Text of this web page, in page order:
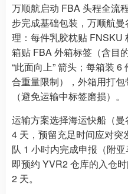
万顺航启动 FBA 头程全流
步完成基础包装，万顺航
理：每件乳胶枕贴 FNSKU
箱贴 FBA 外箱标签（含目
“此面向上” 箭头；每箱装
合重量限制），外箱用打
（避免运输中标签磨损）。
运输方案选择海运快船（
4 天，预留充足时间应对
队 1 小时内完成申报（附
即预约 YVR2 仓库的入仓
2 天。